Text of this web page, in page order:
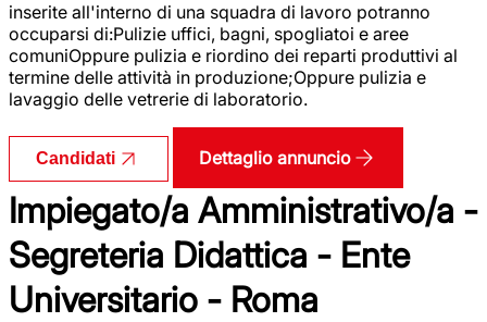
inserite all'interno di una squadra di lavoro potranno
occuparsi di:Pulizie uffici, bagni, spogliatoi e aree
comuniOppure pulizia e riordino dei reparti produttivi al
termine delle attività in produzione;Oppure pulizia e
lavaggio delle vetrerie di laboratorio.
Candidati Dettaglio annuncio
Impiegato/a Amministrativo/a -
Segreteria Didattica - Ente
Universitario - Roma